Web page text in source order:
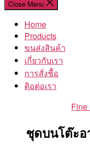
Close Menu
Home
Products
ขนส่งสินค้า
เกี่ยวกับเรา
การสั่งชื้อ
ติอต่อเรา
Fine
ชุดบนโต๊ะอ